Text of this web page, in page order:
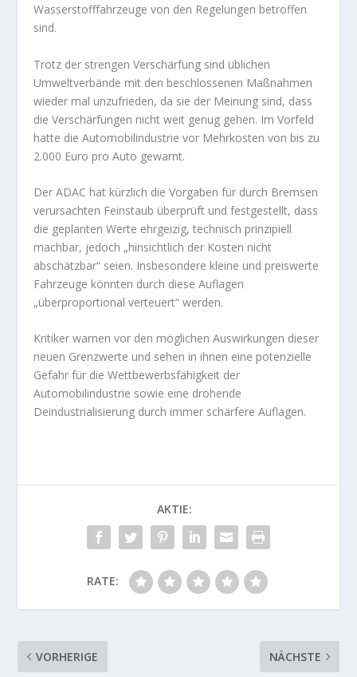
Wasserstofffahrzeuge von den Regelungen betroffen
sind.
Trotz der strengen Verschärfung sind üblichen
Umweltverbände mit den beschlossenen Maßnahmen
wieder mal unzufrieden, da sie der Meinung sind, dass
die Verschärfungen nicht weit genug gehen. Im Vorfeld
hatte die Automobilindustrie vor Mehrkosten von bis zu
2.000 Euro pro Auto gewarnt.
Der ADAC hat kürzlich die Vorgaben für durch Bremsen
verursachten Feinstaub überprüft und festgestellt, dass
die geplanten Werte ehrgeizig, technisch prinzipiell
machbar, jedoch „hinsichtlich der Kosten nicht
abschätzbar“ seien. Insbesondere kleine und preiswerte
Fahrzeuge könnten durch diese Auflagen
„überproportional verteuert“ werden.
Kritiker warnen vor den möglichen Auswirkungen dieser
neuen Grenzwerte und sehen in ihnen eine potenzielle
Gefahr für die Wettbewerbsfähigkeit der
Automobilindustrie sowie eine drohende
Deindustrialisierung durch immer schärfere Auflagen.
AKTIE:
RATE:
VORHERIGE NÄCHSTE